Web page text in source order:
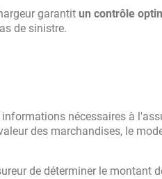
garantit un contrôle
de sinistre.
nécessaires à
des marchandises, le
de déterminer le montant